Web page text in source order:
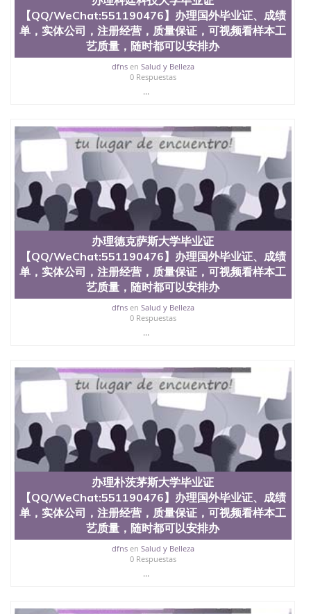
【QQ/WeChat:551190476】办理国外毕业证、成绩
单，实体公司，注册经营，质量保证，可视频看样本工
艺质量，随时都可以安排办
dfnsen Salud y Belleza
0 Respuestas
...
办理德克萨斯大学毕业证
【QQ/WeChat:551190476】办理国外毕业证、成绩
单，实体公司，注册经营，质量保证，可视频看样本工
艺质量，随时都可以安排办
dfnsen Salud y Belleza
0 Respuestas
...
办理朴茨茅斯大学毕业证
【QQ/WeChat:551190476】办理国外毕业证、成绩
单，实体公司，注册经营，质量保证，可视频看样本工
艺质量，随时都可以安排办
dfnsen Salud y Belleza
0 Respuestas
...